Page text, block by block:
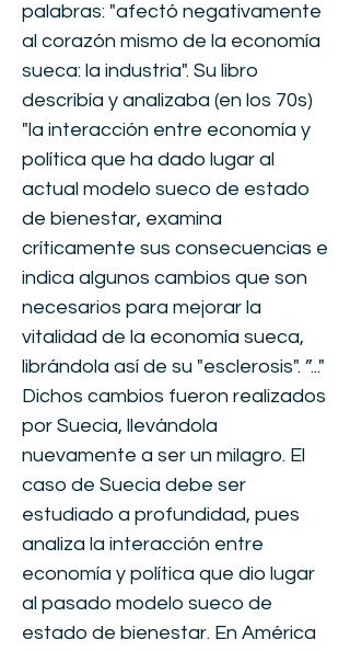
palabras: "afectó negativamente
al corazón mismo de la economía
sueca: la industria". Su libro
describía y analizaba (en los 70s)
"la interacción entre economía y
política que ha dado lugar al
actual modelo sueco de estado
de bienestar, examina
críticamente sus consecuencias e
indica algunos cambios que son
necesarios para mejorar la
vitalidad de la economía sueca,
librándola así de su "esclerosis". ”..."
Dichos cambios fueron realizados
por Suecia, llevándola
nuevamente a ser un milagro. El
caso de Suecia debe ser
estudiado a profundidad, pues
analiza la interacción entre
economía y política que dio lugar
al pasado modelo sueco de
estado de bienestar. En América